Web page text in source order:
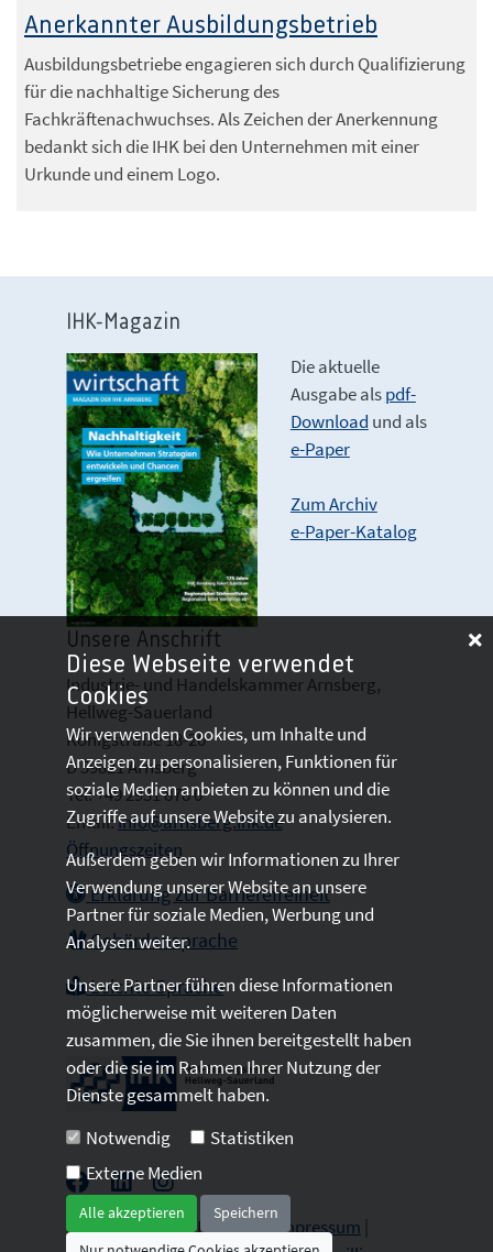
Anerkannter Ausbildungsbetrieb
Ausbildungsbetriebe engagieren sich durch Qualifizierung
für die nachhaltige Sicherung des
Fachkräftenachwuchses. Als Zeichen der Anerkennung
bedankt sich die IHK bei den Unternehmen mit einer
Urkunde und einem Logo.
IHK-Magazin
Die aktuelle
Ausgabe alspdf-
Download und als
e-Paper
Zum Archiv
e-Paper-Katalog
Unsere Anschrift
Industrie- und Handelskammer Arnsberg,
Hellweg-Sauerland
Königstraße 18-20
D 59821 Arnsberg
Tel: +49 2931 878 0
Email:info@arnsberg.ihk.de
Öffnungszeiten
Erklärung zur Barrierefreiheit
Gebärdensprache
Leichte Sprache
2026 © All Rights Reserved.Impressum
Diese Webseite verwendet
Cookies
Wir verwenden Cookies, um Inhalte und
Anzeigen zu personalisieren, Funktionen für
soziale Medien anbieten zu können und die
Zugriffe auf unsere Website zu analysieren.
Außerdem geben wir Informationen zu Ihrer
Verwendung unserer Website an unsere
Partner für soziale Medien, Werbung und
Analysen weiter.
Unsere Partner führen diese Informationen
möglicherweise mit weiteren Daten
zusammen, die Sie ihnen bereitgestellt haben
oder die sie im Rahmen Ihrer Nutzung der
Dienste gesammelt haben.
Notwendig
Statistiken
Externe Medien
Alle akzeptieren
Speichern